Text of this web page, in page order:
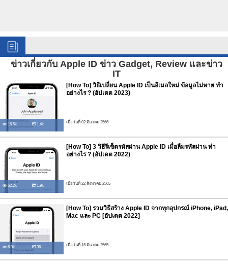
ข่าวเกี่ยวกับ Apple ID ข่าว Gadget, Review และข่าว
IT
16.5k 1.4k
[How To] วิธีเปลี่ยน Apple ID เป็นอีเมลใหม่ ข้อมูลไม่หาย ทำ
อย่างไร ? (อัปเดต 2023)
เมื่อวันที่ 02 มีนาคม 2566
62.2k 1.9k
[How To] 3 วิธีรีเซ็ตรหัสผ่าน Apple ID เมื่อลืมรหัสผ่าน ทำ
อย่างไร ? (อัปเดต 2022)
เมื่อวันที่ 22 สิงหาคม 2565
6.9k 36
[How To] รวมวิธีสร้าง Apple ID จากทุกอุปกรณ์ iPhone, iPad,
Mac และ PC [อัปเดต 2022]
เมื่อวันที่ 16 มีนาคม 2565